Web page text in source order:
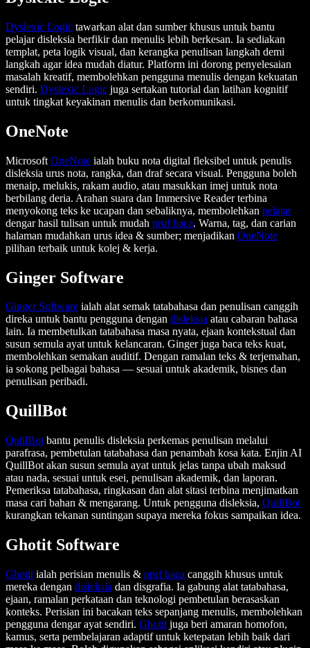
Dyslexic Logic tawarkan alat dan sumber khusus untuk bantu
pelajar disleksia berfikir dan menulis lebih berkesan. Ia sediakan
templat, peta logik visual, dan kerangka penulisan langkah demi
langkah agar idea mudah diatur. Platform ini dorong penyelesaian
masalah kreatif, membolehkan pengguna menulis dengan kekuatan
sendiri. Dyslexic Logic juga sertakan tutorial dan latihan kognitif
untuk tingkat keyakinan menulis dan berkomunikasi.
OneNote
Microsoft OneNote ialah buku nota digital fleksibel untuk penulis
disleksia urus nota, rangka, dan draf secara visual. Pengguna boleh
menaip, melukis, rakam audio, atau masukkan imej untuk nota
berbilang deria. Arahan suara dan Immersive Reader terbina
menyokong teks ke ucapan dan sebaliknya, membolehkan pelajar
dengar hasil tulisan untuk mudah pruf baca. Warna, tag, dan carian
halaman mudahkan urus idea & sumber; menjadikan OneNote
pilihan terbaik untuk kolej & kerja.
Ginger Software
Ginger Software ialah alat semak tatabahasa dan penulisan canggih
direka untuk bantu pengguna dengan disleksia atau cabaran bahasa
lain. Ia membetulkan tatabahasa masa nyata, ejaan kontekstual dan
susun semula ayat untuk kelancaran. Ginger juga baca teks kuat,
membolehkan semakan auditif. Dengan ramalan teks & terjemahan,
ia sokong pelbagai bahasa — sesuai untuk akademik, bisnes dan
penulisan peribadi.
QuillBot
QuillBot bantu penulis disleksia perkemas penulisan melalui
parafrasa, pembetulan tatabahasa dan penambah kosa kata. Enjin AI
QuillBot akan susun semula ayat untuk jelas tanpa ubah maksud
atau nada, sesuai untuk esei, penulisan akademik, dan laporan.
Pemeriksa tatabahasa, ringkasan dan alat sitasi terbina menjimatkan
masa cari bahan & mengarang. Untuk pengguna disleksia, QuillBot
kurangkan tekanan suntingan supaya mereka fokus sampaikan idea.
Ghotit Software
Ghotit ialah perisian menulis & pruf baca canggih khusus untuk
mereka dengan disleksia dan disgrafia. Ia gabung alat tatabahasa,
ejaan, ramalan perkataan dan teknologi pembetulan berasaskan
konteks. Perisian ini bacakan teks sepanjang menulis, membolehkan
pengguna dengar ayat sendiri. Ghotit juga beri amaran homofon,
kamus, serta pembelajaran adaptif untuk ketepatan lebih baik dari